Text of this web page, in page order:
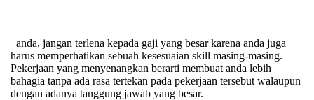
anda, jangan terlena kepada gaji yang besar karena anda juga
harus memperhatikan sebuah kesesuaian skill masing-masing.
Pekerjaan yang menyenangkan berarti membuat anda lebih
bahagia tanpa ada rasa tertekan pada pekerjaan tersebut walaupun
dengan adanya tanggung jawab yang besar.